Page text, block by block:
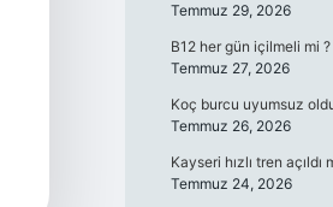
Temmuz 29, 2026
B12 her gün içilmeli mi ?
Temmuz 27, 2026
Koç burcu uyumsuz
Temmuz 26, 2026
Kayseri hızlı tren açıldı
Temmuz 24, 2026